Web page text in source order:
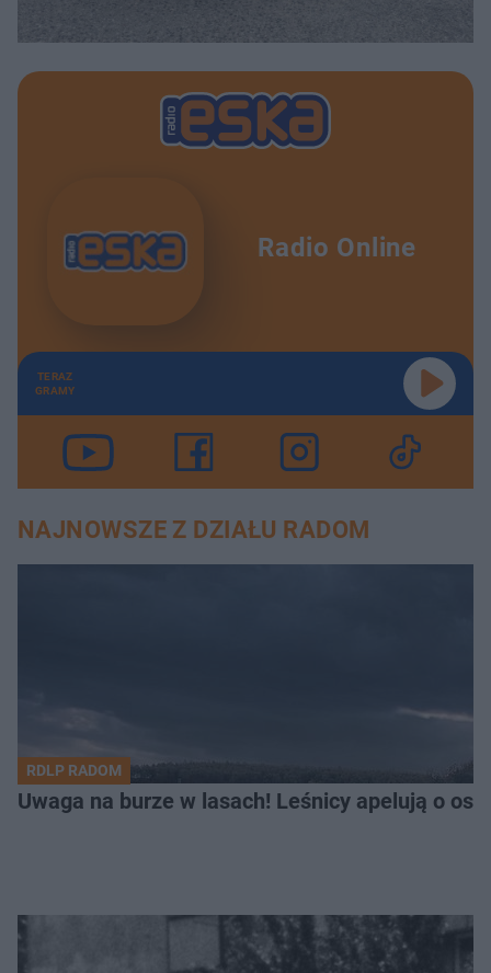
Radio Online
TERAZ
GRAMY
NAJNOWSZE Z DZIAŁU RADOM
RDLP RADOM
Uwaga na burze w lasach! Leśnicy apelują o